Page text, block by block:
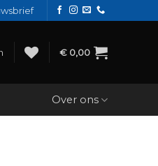
€ 0,00
Over ons